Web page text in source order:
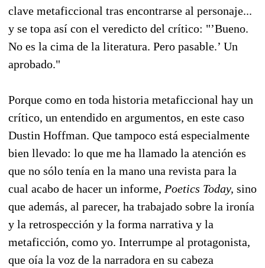
clave metaficcional tras encontrarse al personaje...
y se topa así con el veredicto del crítico: "’Bueno.
No es la cima de la literatura. Pero pasable.’ Un
aprobado."
Porque como en toda historia metaficcional hay un
crítico, un entendido en argumentos, en este caso
Dustin Hoffman. Que tampoco está especialmente
bien llevado: lo que me ha llamado la atención es
que no sólo tenía en la mano una revista para la
cual acabo de hacer un informe, Poetics Today, sino
que además, al parecer, ha trabajado sobre la ironía
y la retrospección y la forma narrativa y la
metaficción, como yo. Interrumpe al protagonista,
que oía la voz de la narradora en su cabeza